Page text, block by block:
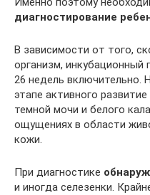
диагностирование
В зависимости от того,
организм,
26 недель включительно.
этапе активного
темной мочи и белого
ощущениях в области
кожи.
При диагностике
и иногда селезенки.